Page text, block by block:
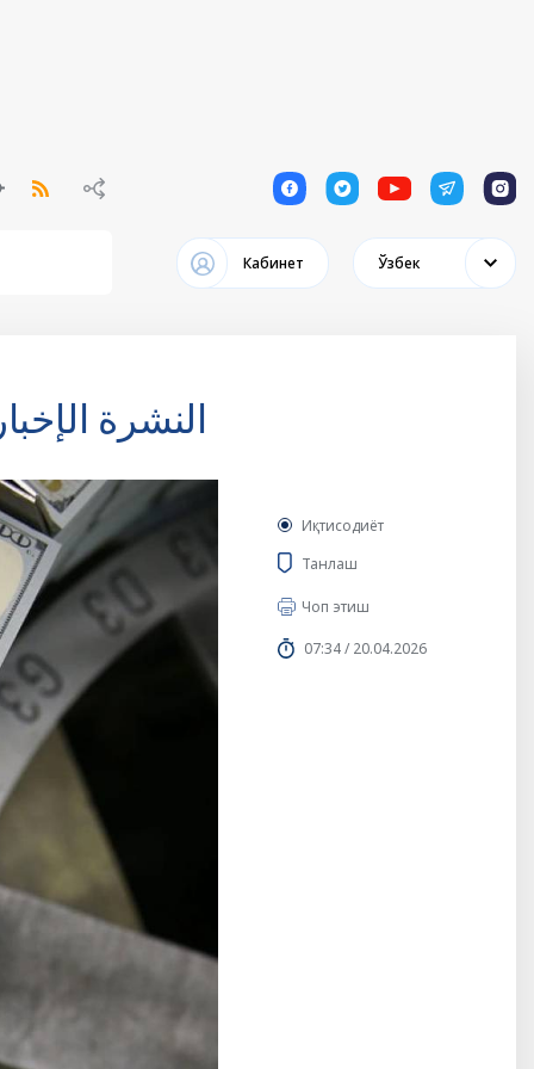
1 1 1 1 1
Кабинет Ўзбек
النشرة
Иқтисодиёт
Танлаш
Чоп этиш
07:34 / 20.04.2026